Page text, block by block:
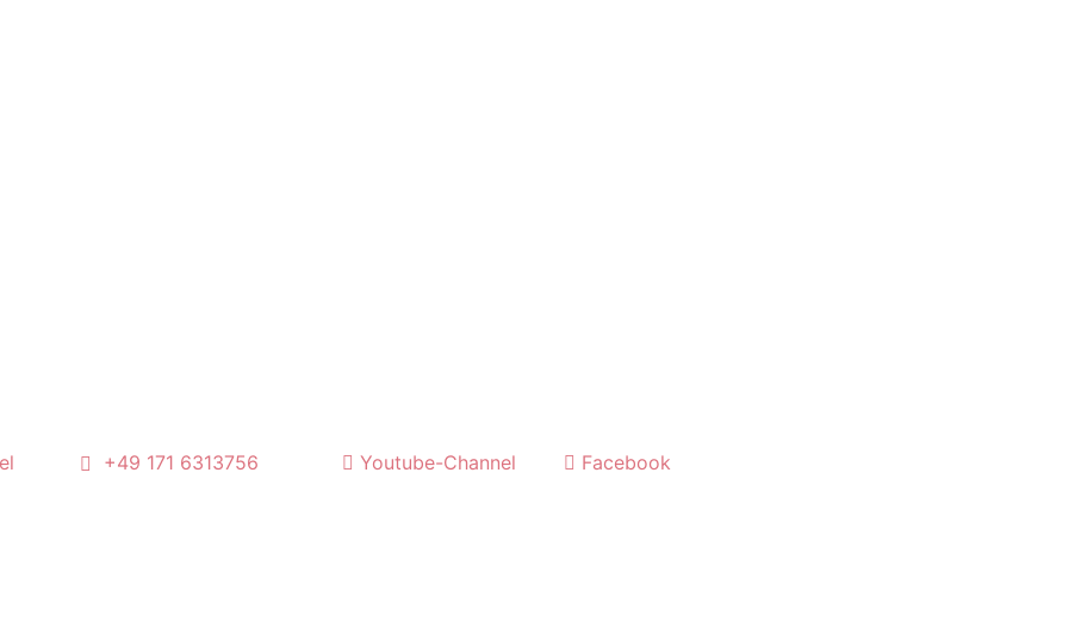
+49 171 6313756 Youtube-Channel Facebook